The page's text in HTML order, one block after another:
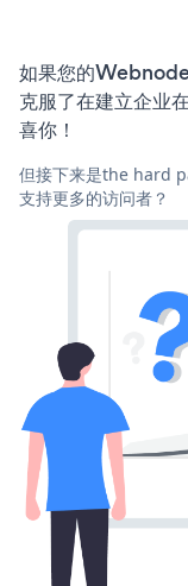
如果您的
克服了在建立企业
喜你！
但接下来是the hard
支持更多的访问者？